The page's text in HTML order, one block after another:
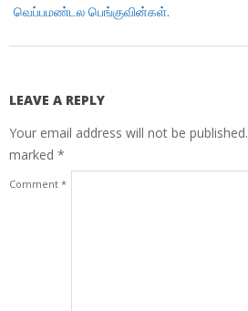
வெப்பமண்டல பெங்குவின்கள்.
LEAVE A REPLY
Your email address will not be published.
marked *
Comment *